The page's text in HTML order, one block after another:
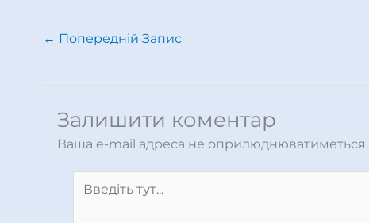
← Попередній Запис
Залишити коментар
Ваша e-mail адреса не оприлюднюватиметься.
тут...